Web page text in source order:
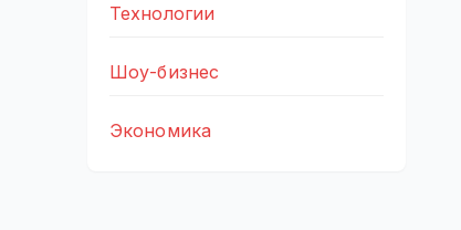
Технологии
Шоу-бизнес
Экономика